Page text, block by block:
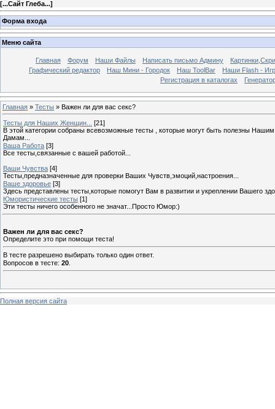
[...Сайт Глеба...]
Форма входа
Меню сайта
Главная Форум Наши Файлы Написать письмо Админу
Графический редактор
Наш Мини - Городок Наш ToolBar
Наши Flash -
Регистрация в каталогах
Главная » Тесты » Важен ли для вас секс?
Тесты для Наших Женщин...
[21]
В этой категории собраны всевозможные тесты , которые могут быть полезны
Дамам...
Ваша Работа [3]
Все тесты,связанные с вашей работой...
Ваши Чувства [4]
Тесты,предназначенные для проверки Ваших Чувств,эмоций,настроения...
Ваше здоровье [3]
Здесь представлены тесты,которые помогут Вам в развитии и укреплении Вашего
Юмористические тесты [1]
Эти тесты ничего особенного не значат...Просто Юмор:)
Важен ли для вас секс?
Определите это при помощи теста!
В тесте разрешено выбирать только один ответ.
Вопросов в тесте: 20
Полная версия сайта